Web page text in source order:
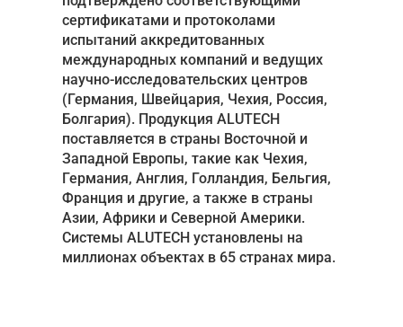
сертификатами и протоколами
испытаний аккредитованных
международных компаний и ведущих
научно-исследовательских центров
(Германия, Швейцария, Чехия, Россия,
Болгария). Продукция ALUTECH
поставляется в страны Восточной и
Западной Европы, такие как Чехия,
Германия, Англия, Голландия, Бельгия,
Франция и другие, а также в страны
Азии, Африки и Северной Америки.
Системы ALUTECH установлены на
миллионах объектах в 65 странах мира.